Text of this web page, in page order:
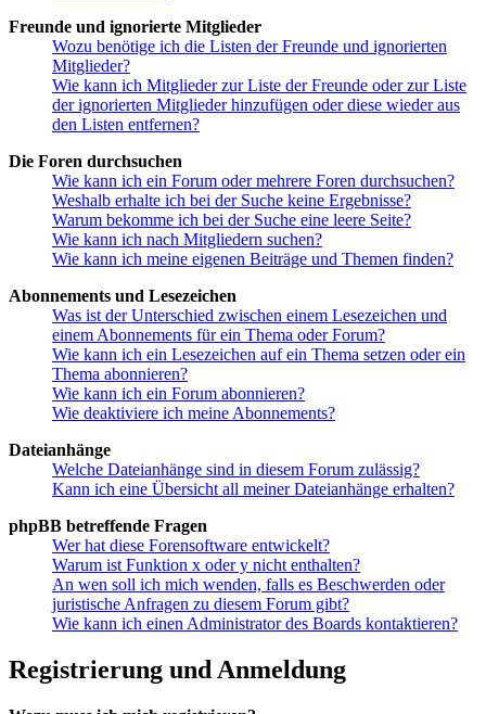
Freunde und ignorierte Mitglieder
Wozu benötige ich die Listen der Freunde und ignorierten
Mitglieder?
Wie kann ich Mitglieder zur Liste der Freunde oder zur Liste
der ignorierten Mitglieder hinzufügen oder diese wieder aus
den Listen entfernen?
Die Foren durchsuchen
Wie kann ich ein Forum oder mehrere Foren durchsuchen?
Weshalb erhalte ich bei der Suche keine Ergebnisse?
Warum bekomme ich bei der Suche eine leere Seite?
Wie kann ich nach Mitgliedern suchen?
Wie kann ich meine eigenen Beiträge und Themen finden?
Abonnements und Lesezeichen
Was ist der Unterschied zwischen einem Lesezeichen und
einem Abonnements für ein Thema oder Forum?
Wie kann ich ein Lesezeichen auf ein Thema setzen oder ein
Thema abonnieren?
Wie kann ich ein Forum abonnieren?
Wie deaktiviere ich meine Abonnements?
Dateianhänge
Welche Dateianhänge sind in diesem Forum zulässig?
Kann ich eine Übersicht all meiner Dateianhänge erhalten?
phpBB betreffende Fragen
Wer hat diese Forensoftware entwickelt?
Warum ist Funktion x oder y nicht enthalten?
An wen soll ich mich wenden, falls es Beschwerden oder
juristische Anfragen zu diesem Forum gibt?
Wie kann ich einen Administrator des Boards kontaktieren?
Registrierung und Anmeldung